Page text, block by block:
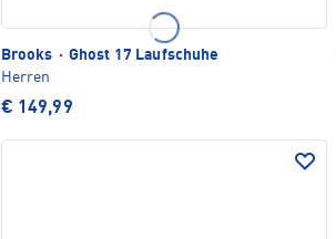
Brooks · Ghost 17 Laufschuhe
Herren
€ 149,99